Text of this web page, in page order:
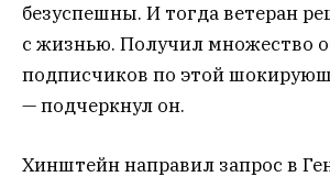
безуспешны. И тогда ветеран
с жизнью. Получил множество
подписчиков по этой
— подчеркнул он.
Хинштейн направил запрос в